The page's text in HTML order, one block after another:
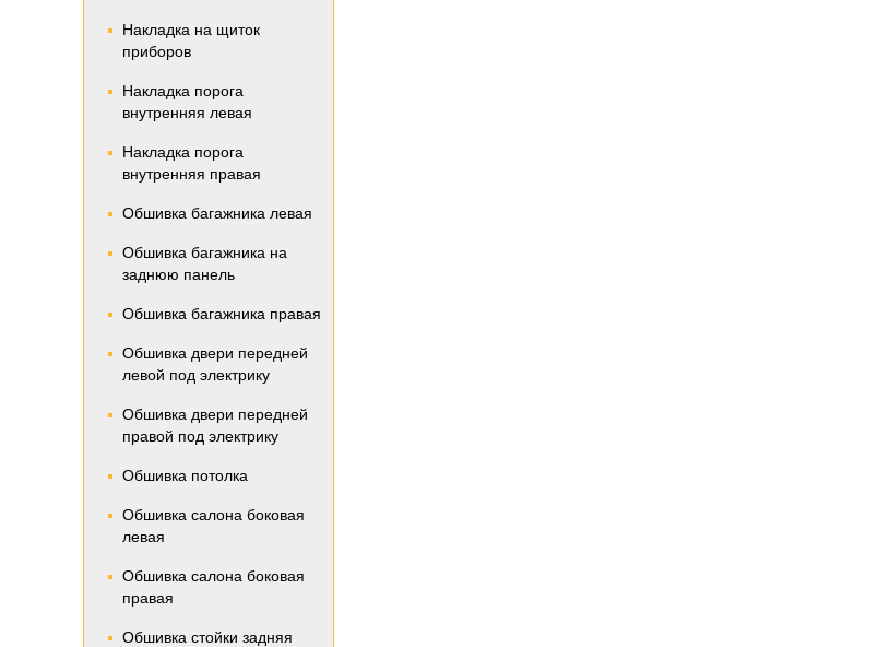
Накладка на щиток
приборов
Накладка порога
внутренняя левая
Накладка порога
внутренняя правая
Обшивка багажника левая
Обшивка багажника на
заднюю панель
Обшивка багажника правая
Обшивка двери передней
левой под электрику
Обшивка двери передней
правой под электрику
Обшивка потолка
Обшивка салона боковая
левая
Обшивка салона боковая
правая
Обшивка стойки задняя